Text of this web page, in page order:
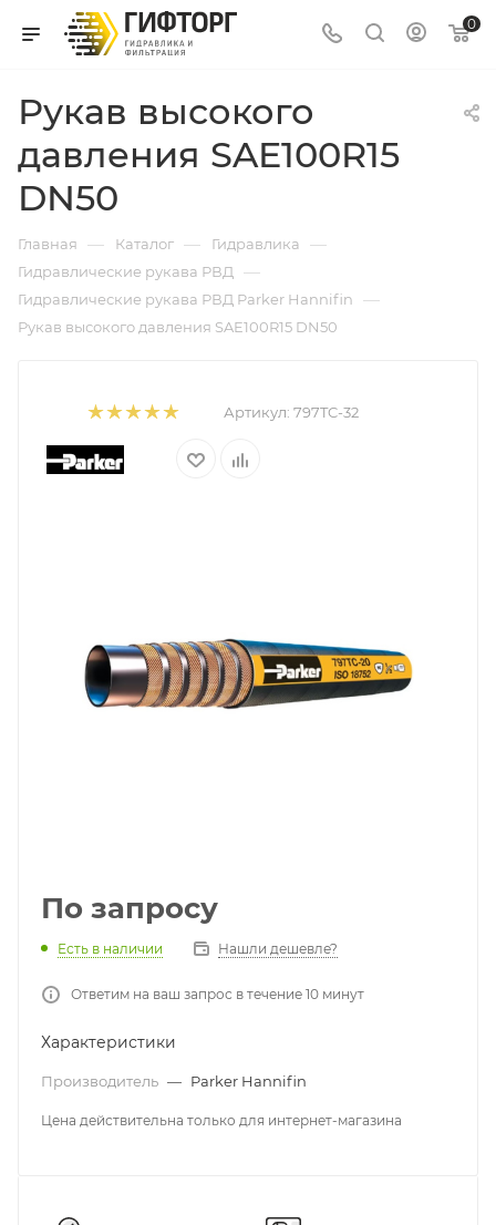
0
Рукав высокого
давления SAE100R15
DN50
Главная — Каталог — Гидравлика —
Гидравлические рукава РВД —
Гидравлические рукава РВД Parker Hannifin —
Рукав высокого давления SAE100R15 DN50
Артикул: 797TC-32
По запросу
Есть в наличии Нашли дешевле?
Ответим на ваш запрос в течение 10 минут
Характеристики
Производитель — Parker Hannifin
Цена действительна только для интернет-магазина